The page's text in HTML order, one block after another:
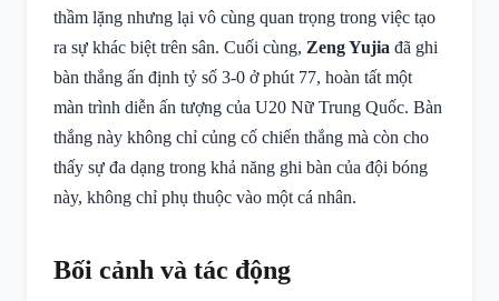
thầm lặng nhưng lại vô cùng quan trọng trong việc tạo
ra sự khác biệt trên sân. Cuối cùng, Zeng Yujia đã ghi
bàn thắng ấn định tỷ số 3-0 ở phút 77, hoàn tất một
màn trình diễn ấn tượng của U20 Nữ Trung Quốc. Bàn
thắng này không chỉ củng cố chiến thắng mà còn cho
thấy sự đa dạng trong khả năng ghi bàn của đội bóng
này, không chỉ phụ thuộc vào một cá nhân.
Bối cảnh và tác động